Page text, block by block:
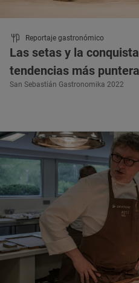
Reportaje gastronómico
Las setas y la
tendencias más
San Sebastián Gastronomika 2022